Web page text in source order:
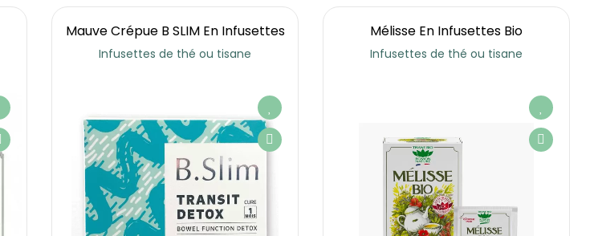
Mauve Crépue B SLIM En Infusettes
Infusettes de thé ou tisane
Mélisse En Infusettes Bio
Infusettes de thé ou tisane